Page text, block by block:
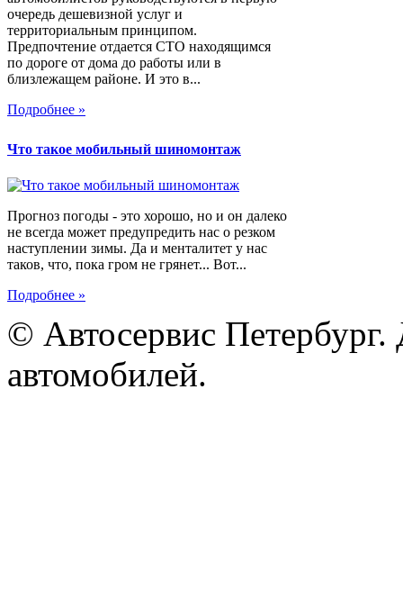
очередь дешевизной услуг и
территориальным принципом.
Предпочтение отдается СТО находящимся
по дороге от дома до работы или в
близлежащем районе. И это в...
Подробнее »
Что такое мобильный шиномонтаж
Прогноз погоды - это хорошо, но и он далеко
не всегда может предупредить нас о резком
наступлении зимы. Да и менталитет у нас
таков, что, пока гром не грянет... Вот...
Подробнее »
© Автосервис
автомобилей.